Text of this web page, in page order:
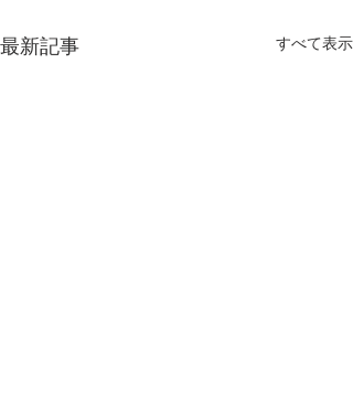
最新記事 すべて表示